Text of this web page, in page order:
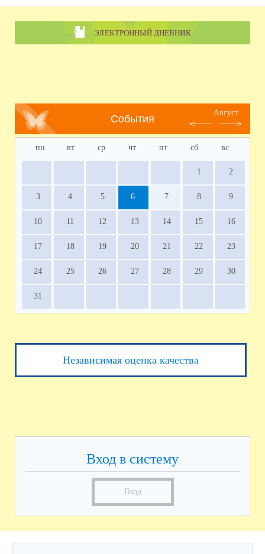
ЭЛЕКТРОННЫЙ ДНЕВНИК
События
Август
пн вт ср чт пт сб вс
1 2
3 4 5 6 7 8 9
10 11 12 13 14 15 16
17 18 19 20 21 22 23
24 25 26 27 28 29 30
31
Независимая оценка качества
Вход в систему
Вход